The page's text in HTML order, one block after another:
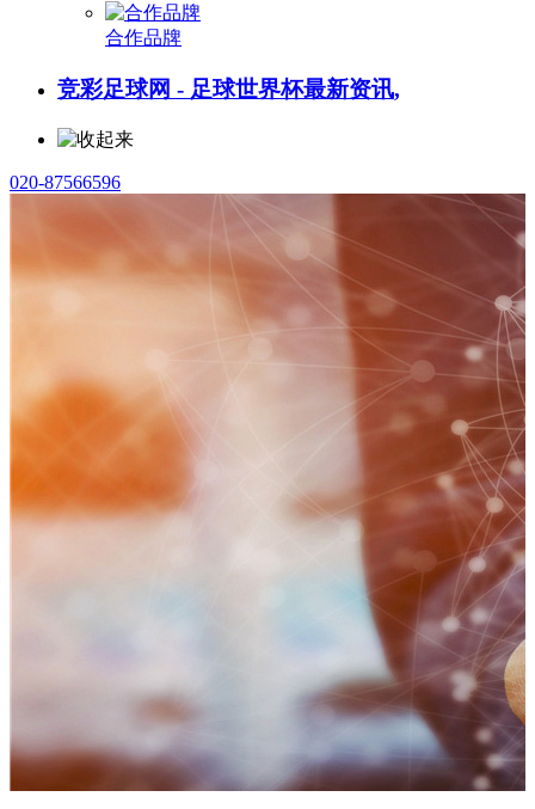
合作品牌
竞彩足球网 - 足球世界杯最新资讯,
020-87566596